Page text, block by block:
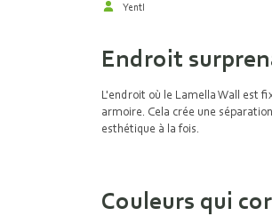
Yentl
Endroit
L'endroit où le Lamella Wall est
armoire. Cela crée une
esthétique à la fois.
Couleurs qui